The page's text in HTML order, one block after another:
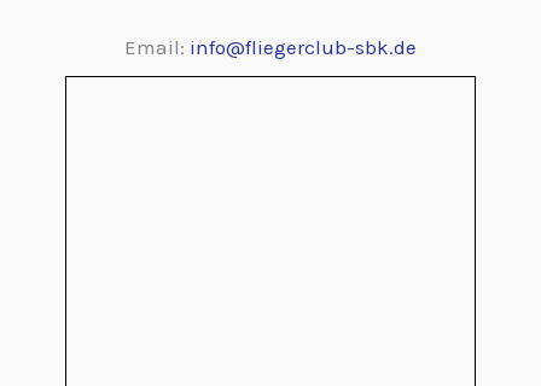
Email: info@fliegerclub-sbk.de